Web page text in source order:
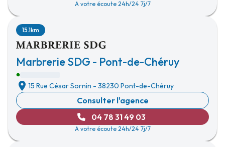
A votre écoute 24h/24 7j/7
Marbrerie SDG - Pont-de-Chéruy
15.1km
15 Rue César Sornin - 38230 Pont-de-Chéruy
Consulter l'agence
04 78 31 49 03
A votre écoute 24h/24 7j/7